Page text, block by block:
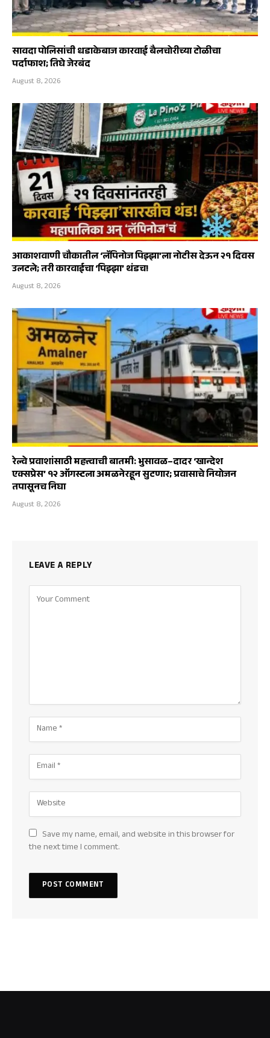
सावदा पोलिसांची धडाकेबाज कारवाई बैलचोरीच्या टोळीचा
पर्दाफाश; तिघे जेरबंद
August 8, 2026
आकाशवाणी चौकातील ‘लॅपिनोज पिझ्झा’ला नोटीस देऊन २१ दिवस
उलटले; तरी कारवाईचा ‘पिझ्झा’ थंडच!
August 8, 2026
रेल्वे प्रवाशांसाठी महत्त्वाची बातमी: भुसावळ–दादर ‘खान्देश
एक्सप्रेस’ १२ ऑगस्टला अमळनेरहून सुटणार; प्रवासाचे नियोजन
तपासूनच निघा
August 8, 2026
LEAVE A REPLY
Save my name, email, and website in this browser for
the next time I comment.